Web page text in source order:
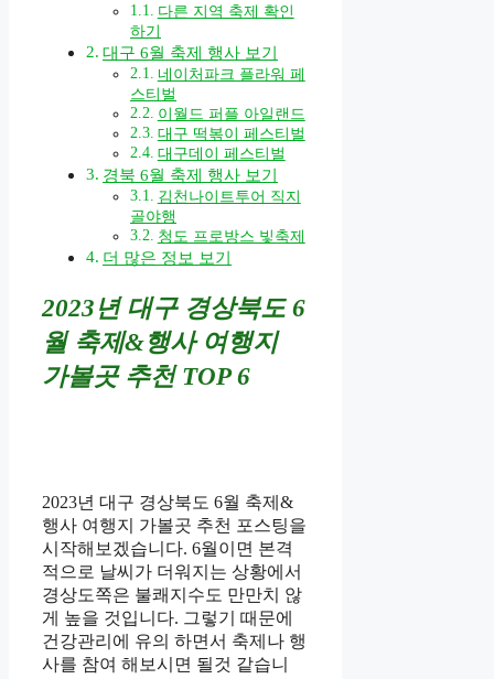
다른 지역 축제 확인
하기
대구 6월 축제 행사 보기
네이처파크 플라워 페
스티벌
이월드 퍼플 아일랜드
대구 떡볶이 페스티벌
대구데이 페스티벌
경북 6월 축제 행사 보기
김천나이트투어 직지
골야행
청도 프로방스 빛축제
더 많은 정보 보기
2023년 대구 경상북도 6
월 축제&행사 여행지
가볼곳 추천 TOP 6
2023년 대구 경상북도 6월 축제&
행사 여행지 가볼곳 추천 포스팅을
시작해보겠습니다. 6월이면 본격
적으로 날씨가 더워지는 상황에서
경상도쪽은 불쾌지수도 만만치 않
게 높을 것입니다. 그렇기 때문에
건강관리에 유의 하면서 축제나 행
사를 참여 해보시면 될것 같습니